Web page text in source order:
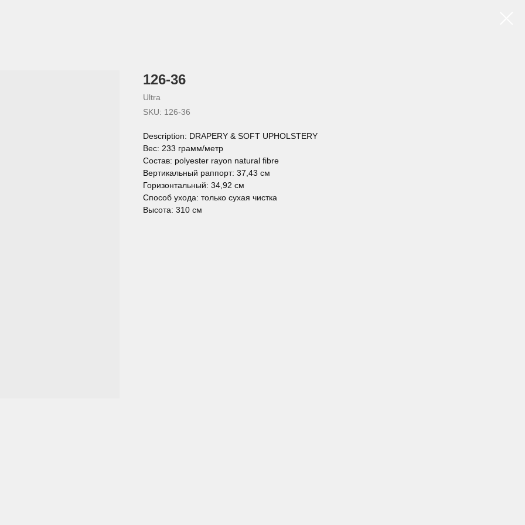
126-36
Ultra
SKU: 126-36
Description: DRAPERY & SOFT UPHOLSTERY
Вес: 233 грамм/метр
Состав: polyester rayon natural fibre
Вертикальный раппорт: 37,43 см
Горизонтальный: 34,92 см
Способ ухода: только сухая чистка
Высота: 310 см